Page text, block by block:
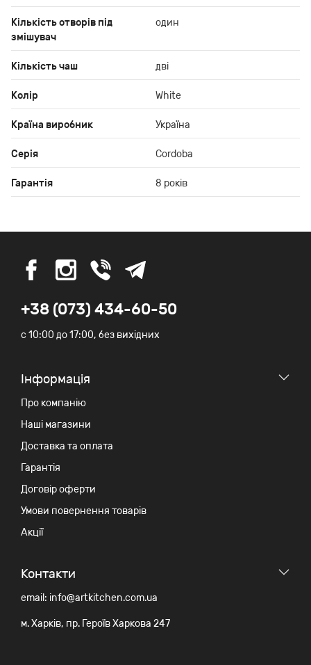
Кількість отворів під
змішувач
один
Кількість чаш дві
Колір White
Країна виробник Україна
Серія Cordoba
Гарантія 8 років
+38 (073) 434-60-50
c 10:00 до 17:00, без вихідних
Iнформація
Про компанію
Наші магазини
Доставка та оплата
Гарантія
Договір оферти
Умови повернення товарів
Акції
Контакти
email: info@artkitchen.com.ua
м. Харків, пр. Героїв Харкова 247